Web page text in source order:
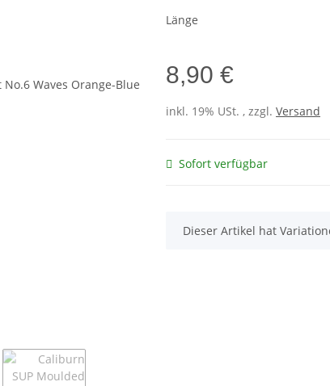
Länge
8,90 €
inkl. 19% USt. , zzgl. Versand
Sofort verfügbar
x
Dieser Artikel hat